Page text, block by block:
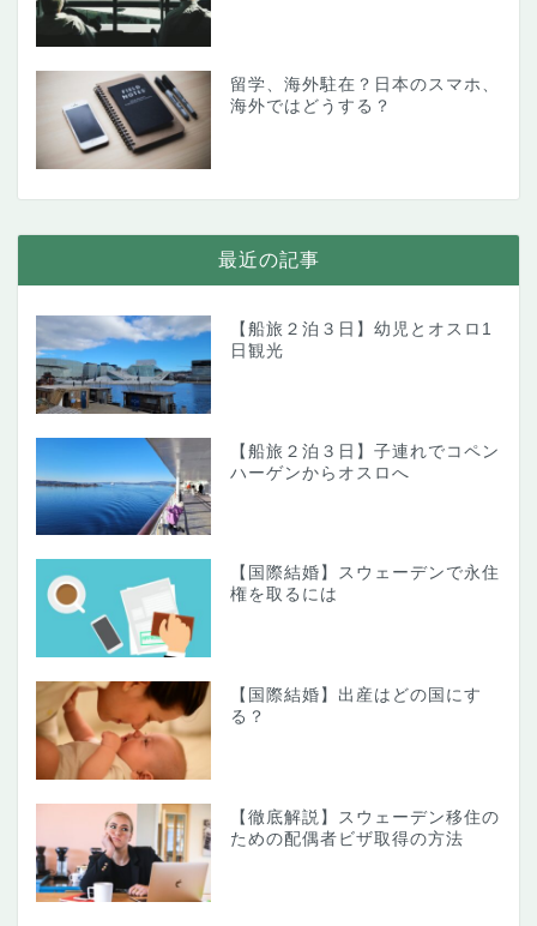
留学、海外駐在？日本のスマホ、
海外ではどうする？
最近の記事
【船旅２泊３日】幼児とオスロ1
日観光
【船旅２泊３日】子連れでコペン
ハーゲンからオスロへ
【国際結婚】スウェーデンで永住
権を取るには
【国際結婚】出産はどの国にす
る？
【徹底解説】スウェーデン移住の
ための配偶者ビザ取得の方法